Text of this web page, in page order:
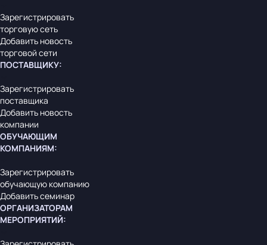
Зарегистрировать
торговую сеть
Добавить новость
торговой сети
ПОСТАВЩИКУ:
Зарегистрировать
поставщика
Добавить новость
компании
ОБУЧАЮЩИМ
КОМПАНИЯМ:
Зарегистрировать
обучающую компанию
Добавить семинар
ОРГАНИЗАТОРАМ
МЕРОПРИЯТИЙ: